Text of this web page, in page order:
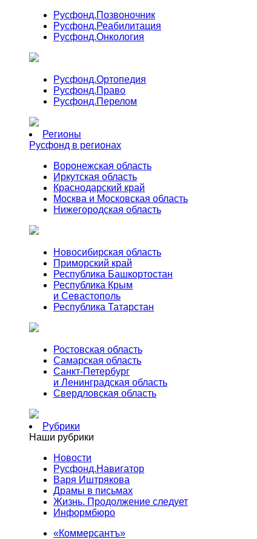
Русфонд.Позвоночник
Русфонд.Реабилитация
Русфонд.Онкология
Русфонд.Ортопедия
Русфонд.Право
Русфонд.Перелом
Регионы
Русфонд в регионах
Воронежская область
Иркутская область
Краснодарский край
Москва и Московская область
Нижегородская область
Новосибирская область
Приморский край
Республика Башкортостан
Республика Крым
и Севастополь
Республика Татарстан
Ростовская область
Самарская область
Санкт-Петербург
и Ленинградская область
Свердловская область
Рубрики
Наши рубрики
Новости
Русфонд.Навигатор
Варя Иштрякова
Драмы в письмах
Жизнь. Продолжение следует
Информбюро
«Коммерсантъ»